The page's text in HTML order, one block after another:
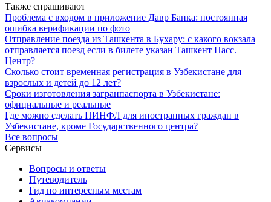
Также спрашивают
Проблема с входом в приложение Давр Банка: постоянная
ошибка верификации по фото
Отправление поезда из Ташкента в Бухару: с какого вокзала
отправляется поезд если в билете указан Ташкент Пасс.
Центр?
Сколько стоит временная регистрация в Узбекистане для
взрослых и детей до 12 лет?
Сроки изготовления загранпаспорта в Узбекистане:
официальные и реальные
Где можно сделать ПИНФЛ для иностранных граждан в
Узбекистане, кроме Государственного центра?
Все вопросы
Сервисы
Вопросы и ответы
Путеводитель
Гид по интересным местам